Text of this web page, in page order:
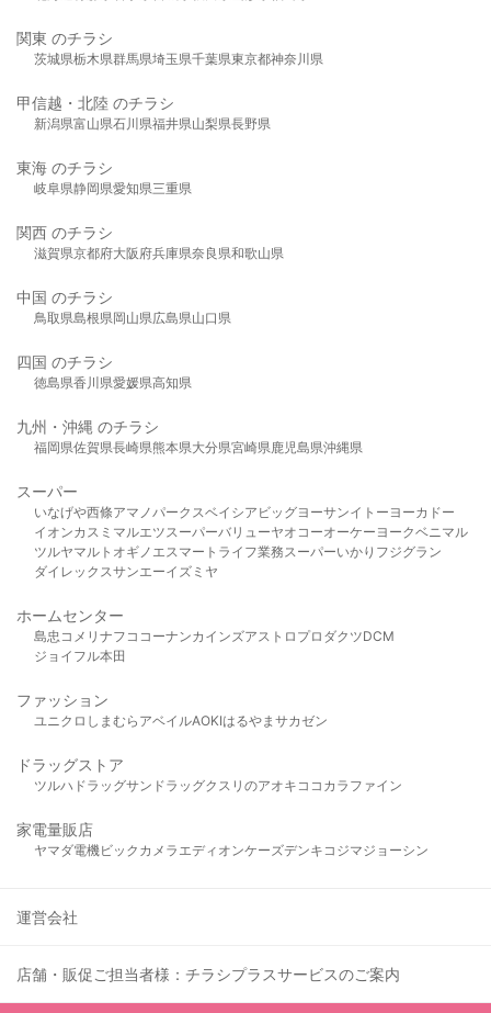
関東 のチラシ
茨城県栃木県群馬県埼玉県千葉県東京都神奈川県
甲信越・北陸 のチラシ
新潟県富山県石川県福井県山梨県長野県
東海 のチラシ
岐阜県静岡県愛知県三重県
関西 のチラシ
滋賀県京都府大阪府兵庫県奈良県和歌山県
中国 のチラシ
鳥取県島根県岡山県広島県山口県
四国 のチラシ
徳島県香川県愛媛県高知県
九州・沖縄 のチラシ
福岡県佐賀県長崎県熊本県大分県宮崎県鹿児島県沖縄県
スーパー
いなげや西條アマノパークスベイシア ビッグヨーサンイトーヨーカドー
イオンカスミ マルエツスーパーバリューヤオコーオーケー ヨークベニマル
ツルヤマルト オギノ エスマート ライフ業務スーパーいかり フジグラン
ダイレックスサンエーイズミヤ
ホームセンター
島忠 コメリ ナフコ コーナンカインズアストロプロダクツDCM
ジョイフル本田
ファッション
ユニクロ しまむら アベイルAOKIはるやま サカゼン
ドラッグストア
ツルハドラッグサンドラッグクスリのアオキ ココカラファイン
家電量販店
ヤマダ電機ビックカメラ エディオンケーズデンキ コジマジョーシン
運営会社
店舗・販促ご担当者様：チラシプラスサービスのご案内